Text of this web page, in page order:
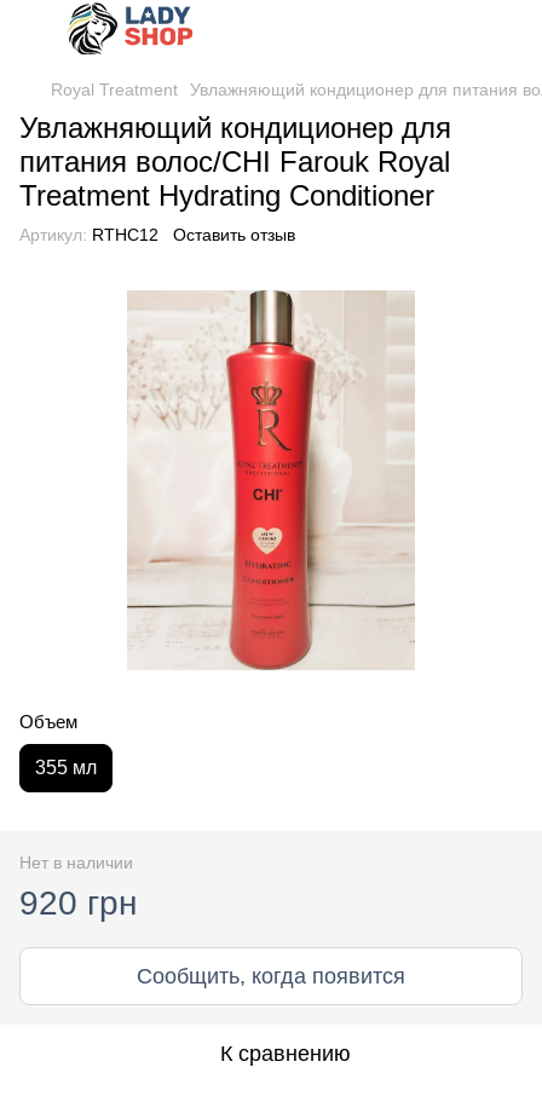
Royal Treatment Увлажняющий кондиционер для питания
Увлажняющий кондиционер для
питания волос/CHI Farouk Royal
Treatment Hydrating Conditioner
Артикул: RTHC12 Оставить отзыв
Объем
355 мл
Нет в наличии
920 грн
Сообщить, когда появится
К сравнению